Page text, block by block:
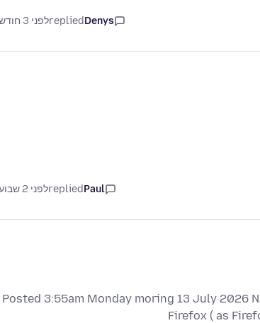
Denys
repliedלפני 3 חודשים
Paul
repliedלפני 2 שבועות
Posted 3:55am Monday moring 13 July 2026
Firefox ( as